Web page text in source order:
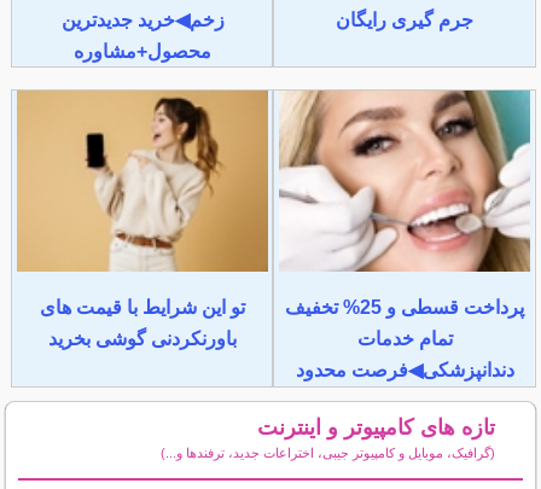
جرم گیری رایگان
زخم◀خرید جدیدترین
محصول+مشاوره
پرداخت قسطی و 25% تخفیف
تمام خدمات
دندانپزشکی◀فرصت محدود
تو این شرایط با قیمت های
باورنکردنی گوشی بخرید
تازه های کامپیوتر و اینترنت
(گرافیک، موبایل و کامپیوتر جیبی، اختراعات جدید، ترفندها و...)